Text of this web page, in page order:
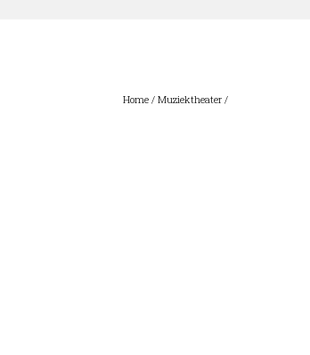
Home / Muziektheater /